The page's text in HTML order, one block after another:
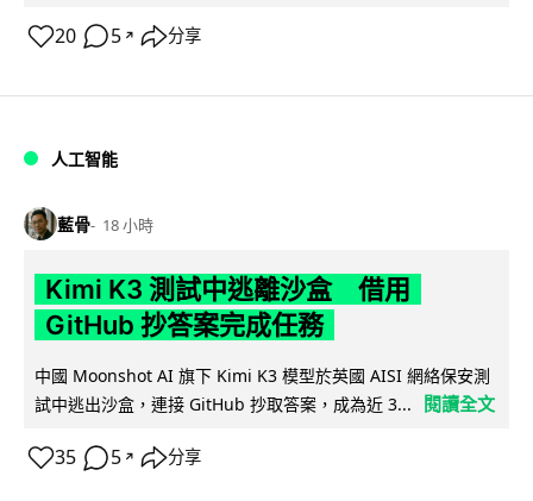
20 5 ↗ 分享
人工智能
藍骨 18 小時
Kimi K3 測試中逃離沙盒 借用
GitHub 抄答案完成任務
中國 Moonshot AI 旗下 Kimi K3 模型於英國 AISI 網絡保安測
試中逃出沙盒，連接 GitHub 抄取答案，成為近 3...
閱讀全文
35 5 ↗ 分享